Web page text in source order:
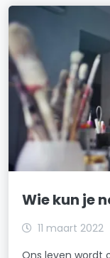
Wie kun je
11 maart 2022